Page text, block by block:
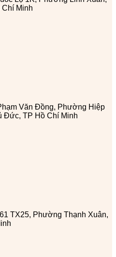
Minh
Văn Đồng, Phường Hiệp
Đức, TP Hồ Chí Minh
TX25, Phường Thạnh Xuân,